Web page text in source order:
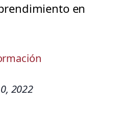
en
2022